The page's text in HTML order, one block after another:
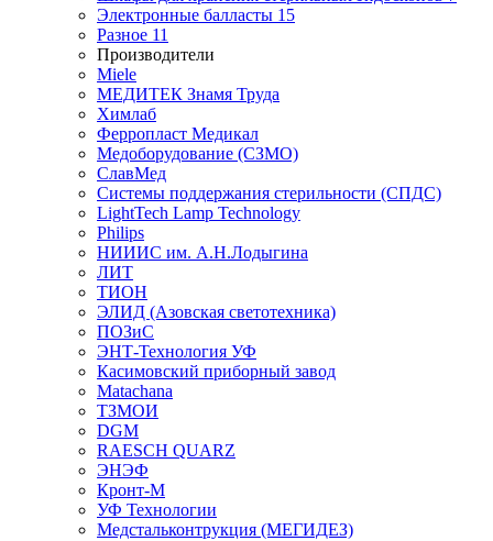
Электронные балласты 15
Разное 11
Производители
Miele
МЕДИТЕК Знамя Труда
Химлаб
Ферропласт Медикал
Медоборудование (СЗМО)
СлавМед
Системы поддержания стерильности (СПДС)
LightTech Lamp Technology
Philips
НИИИС им. А.Н.Лодыгина
ЛИТ
ТИОН
ЭЛИД (Азовская светотехника)
ПОЗиС
ЭНТ-Технология УФ
Касимовский приборный завод
Matachana
ТЗМОИ
DGM
RAESCH QUARZ
ЭНЭФ
Кронт-М
УФ Технологии
Медстальконтрукция (МЕГИДЕЗ)